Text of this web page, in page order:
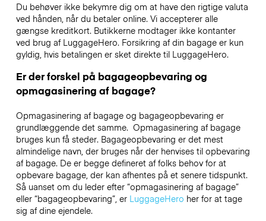
Du behøver ikke bekymre dig om at have den rigtige valuta
ved hånden, når du betaler online. Vi accepterer alle
gængse kreditkort. Butikkerne modtager ikke kontanter
ved brug af LuggageHero. Forsikring af din bagage er kun
gyldig, hvis betalingen er sket direkte til LuggageHero.
Er der forskel på bagageopbevaring og
opmagasinering af bagage?
Opmagasinering af bagage og bagageopbevaring er
grundlæggende det samme. Opmagasinering af bagage
bruges kun få steder. Bagageopbevaring er det mest
almindelige navn, der bruges når der henvises til opbevaring
af bagage. De er begge defineret af folks behov for at
opbevare bagage, der kan afhentes på et senere tidspunkt.
Så uanset om du leder efter “opmagasinering af bagage”
eller “bagageopbevaring”, erLuggageHero her for at tage
sig af dine ejendele.